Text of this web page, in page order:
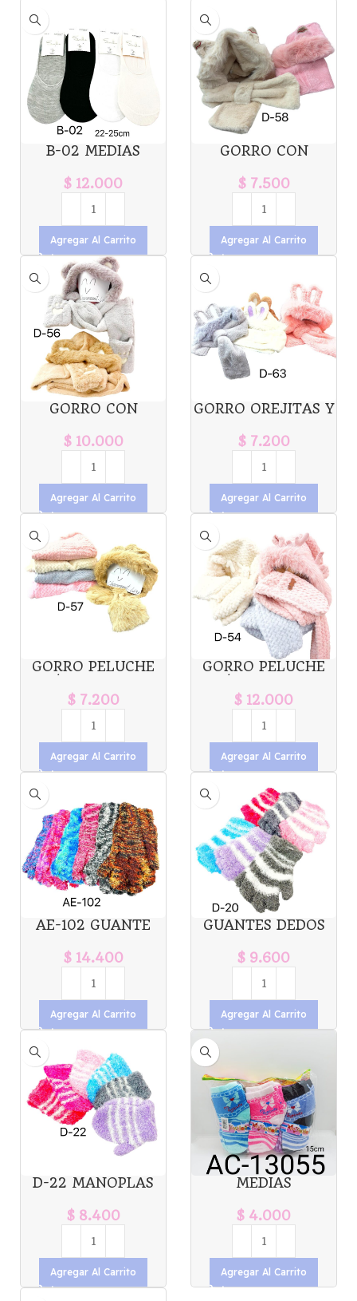
B-02 MEDIAS
X12PCS 22-25CM
$ 12.000
Agregar Al Carrito
GORRO CON
$7.500
Agregar Al Carrito
GORRO CON
CUELLO D-56 / D-
55
$10.000
Agregar Al Carrito
GORRO OREJITAS Y
$7.200
Agregar Al Carrito
GORRO PELUCHE
CUELLO D-57
$7.200
Agregar Al Carrito
GORRO PELUCHE
CUELLO D-54
$ 12.000
Agregar Al Carrito
AE-102 GUANTE
X12U
$14.400
Agregar Al Carrito
GUANTES DEDOS
INFANTIL X12U D-
20
$ 9.600
Agregar Al Carrito
D-22 MANOPLAS
$8.400
Agregar Al Carrito
MEDIAS
$ 4.000
Agregar Al Carrito